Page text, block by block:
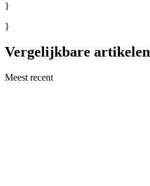
}
}
Vergelijkbare artikelen
Meest recent